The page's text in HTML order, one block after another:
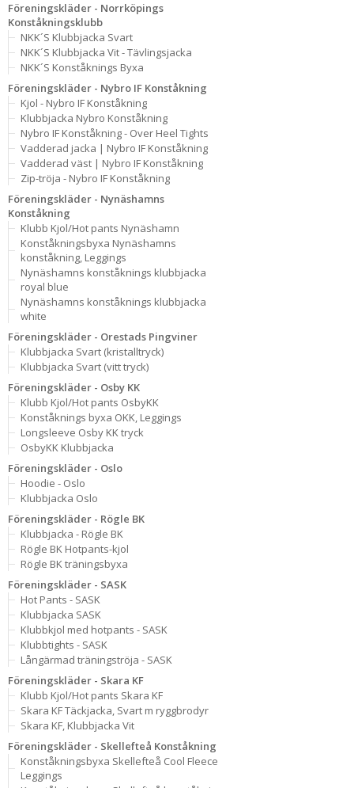
Föreningskläder - Norrköpings
Konståkningsklubb
NKK´S Klubbjacka Svart
NKK´S Klubbjacka Vit - Tävlingsjacka
NKK´S Konståknings Byxa
Föreningskläder - Nybro IF Konståkning
Kjol - Nybro IF Konståkning
Klubbjacka Nybro Konståkning
Nybro IF Konståkning - Over Heel Tights
Vadderad jacka | Nybro IF Konståkning
Vadderad väst | Nybro IF Konståkning
Zip-tröja - Nybro IF Konståkning
Föreningskläder - Nynäshamns
Konståkning
Klubb Kjol/Hot pants Nynäshamn
Konståkningsbyxa Nynäshamns
konståkning, Leggings
Nynäshamns konståknings klubbjacka
royal blue
Nynäshamns konståknings klubbjacka
white
Föreningskläder - Orestads Pingviner
Klubbjacka Svart (kristalltryck)
Klubbjacka Svart (vitt tryck)
Föreningskläder - Osby KK
Klubb Kjol/Hot pants OsbyKK
Konståknings byxa OKK, Leggings
Longsleeve Osby KK tryck
OsbyKK Klubbjacka
Föreningskläder - Oslo
Hoodie - Oslo
Klubbjacka Oslo
Föreningskläder - Rögle BK
Klubbjacka - Rögle BK
Rögle BK Hotpants-kjol
Rögle BK träningsbyxa
Föreningskläder - SASK
Hot Pants - SASK
Klubbjacka SASK
Klubbkjol med hotpants - SASK
Klubbtights - SASK
Långärmad träningströja - SASK
Föreningskläder - Skara KF
Klubb Kjol/Hot pants Skara KF
Skara KF Täckjacka, Svart m ryggbrodyr
Skara KF, Klubbjacka Vit
Föreningskläder - Skellefteå Konståkning
Konståkningsbyxa Skellefteå Cool Fleece
Leggings